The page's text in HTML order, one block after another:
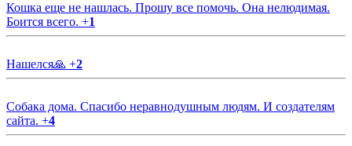
Кошка еще не нашлась. Прошу все помочь. Она нелюдимая.
Боится всего. +1
Нашелся🙏 +2
Собака дома. Спасибо неравнодушным людям. И создателям
сайта. +4